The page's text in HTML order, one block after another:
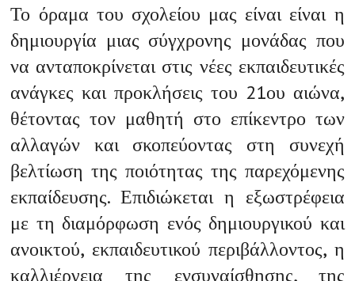
Το όραμα του σχολείου μας είναι είναι η
δημιουργία μιας σύγχρονης μονάδας που
να ανταποκρίνεται στις νέες εκπαιδευτικές
ανάγκες και προκλήσεις του 21ου αιώνα,
θέτοντας τον μαθητή στο επίκεντρο των
αλλαγών και σκοπεύοντας στη συνεχή
βελτίωση της ποιότητας της παρεχόμενης
εκπαίδευσης. Επιδιώκεται η εξωστρέφεια
με τη διαμόρφωση ενός δημιουργικού και
ανοικτού, εκπαιδευτικού περιβάλλοντος, η
καλλιέργεια της ενσυναίσθησης, της